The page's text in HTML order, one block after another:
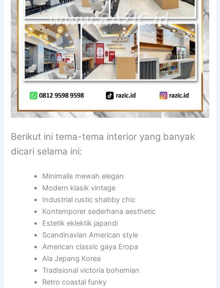
Berikut ini tema-tema interior yang banyak
dicari selama ini:
Minimalis mewah elegan
Modern klasik vintage
Industrial rustic shabby chic
Kontemporer sederhana aesthetic
Estetik eklektik japandi
Scandinavian American style
American classic gaya Eropa
Ala Jepang Korea
Tradisional victoria bohemian
Retro coastal funky